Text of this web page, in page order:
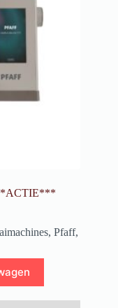
, Pfaff,